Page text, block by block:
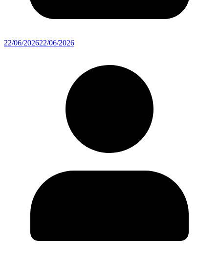
22/06/202622/06/2026